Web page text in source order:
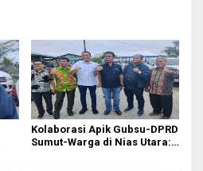
Kolaborasi Apik Gubsu-DPRD
Sumut-Warga di Nias Utara: